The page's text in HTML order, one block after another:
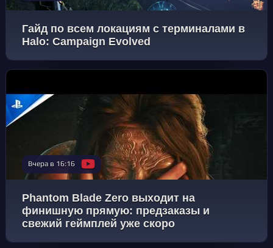
Гайд по всем локациям с терминалами в
Halo: Campaign Evolved
Вчера в 16:16
Phantom Blade Zero выходит на
финишную прямую: предзаказы и
свежий геймплей уже скоро